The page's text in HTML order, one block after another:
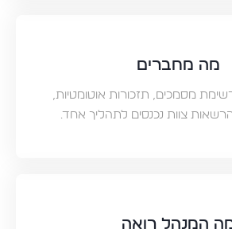
מה מחברים
מסמכים, תזכורות אוטומטיות,
צוות נכנסים לתהליך אחד.
המנהל רואה